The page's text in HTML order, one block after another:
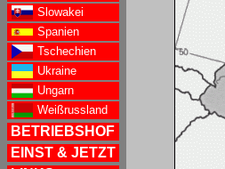
Slowakei
Spanien
Tschechien
Ukraine
Ungarn
Weißrussland
BETRIEBSHOF
EINST & JETZT